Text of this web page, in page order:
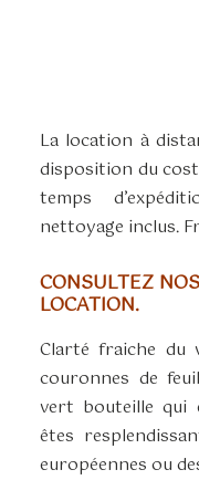
La location en
La location à
disposition du
temps
nettoyage inclus.
CONSULTEZ
LOCATION.
Clarté fraiche du
couronnes de
vert bouteille qui
êtes
européennes ou